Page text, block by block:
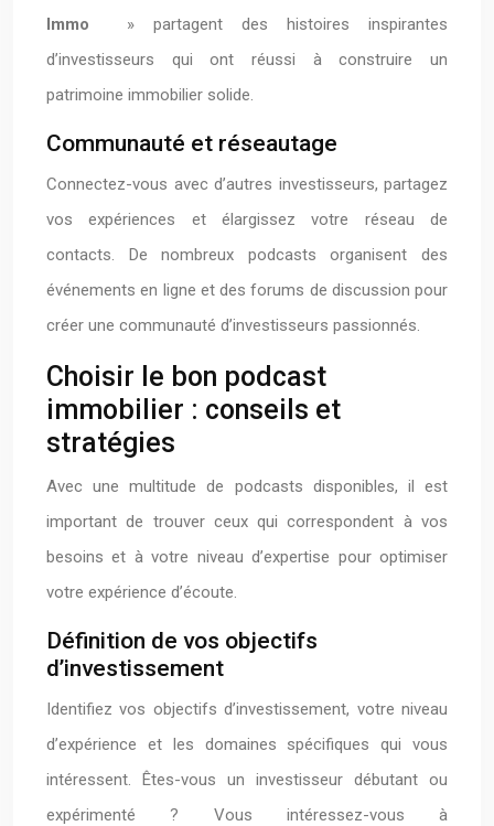
Immo
» partagent des histoires inspirantes
d’investisseurs qui ont réussi à construire un
patrimoine immobilier solide.
Communauté et réseautage
Connectez-vous avec d’autres investisseurs, partagez
vos expériences et élargissez votre réseau de
contacts. De nombreux podcasts organisent des
événements en ligne et des forums de discussion pour
créer une communauté d’investisseurs passionnés.
Choisir le bon podcast
immobilier : conseils et
stratégies
Avec une multitude de podcasts disponibles, il est
important de trouver ceux qui correspondent à vos
besoins et à votre niveau d’expertise pour optimiser
votre expérience d’écoute.
Définition de vos objectifs
d’investissement
Identifiez vos objectifs d’investissement, votre niveau
d’expérience et les domaines spécifiques qui vous
intéressent. Êtes-vous un investisseur débutant ou
expérimenté ? Vous intéressez-vous à